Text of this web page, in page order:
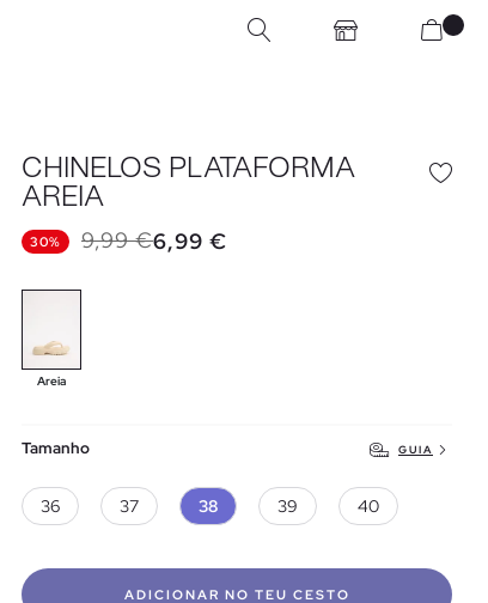
CHINELOS PLATAFORMA
AREIA
30% 9,99 €6,99 €
Areia
Tamanho GUIA
36 37 38 39 40
ADICIONAR NO TEU CESTO